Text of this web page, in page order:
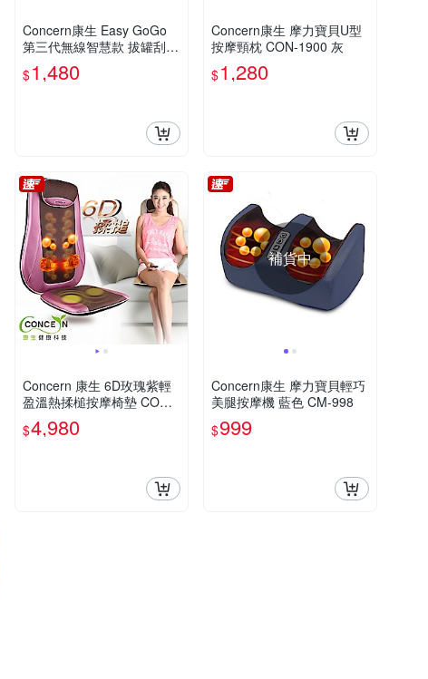
Concern康生 Easy GoGo
第三代無線智慧款 拔罐刮痧
儀 香檳金
$1,480
Concern康生 摩力寶貝U型
按摩頸枕 CON-1900 灰
$1,280
Concern 康生 6D玫瑰紫輕
盈溫熱揉槌按摩椅墊 CON-2
828
$4,980
補貨中
Concern康生 摩力寶貝輕巧
美腿按摩機 藍色 CM-998
$999